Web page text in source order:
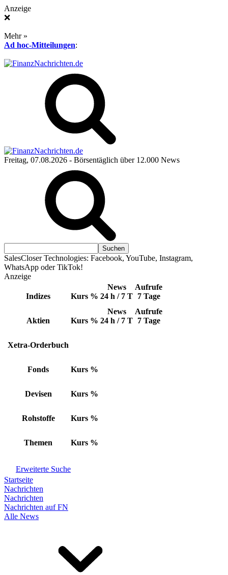
Anzeige
❌
Mehr »
Ad hoc-Mitteilungen:
Freitag, 07.08.2026 - Börsentäglich über 12.000 News
SalesCloser Technologies: Facebook, YouTube, Instagram,
WhatsApp oder TikTok!
Anzeige
Indizes Kurs %
News
24 h / 7 T
Aufrufe
7 Tage
Aktien Kurs %
News
24 h / 7 T
Aufrufe
7 Tage
Xetra-Orderbuch
Fonds Kurs %
Devisen Kurs %
Rohstoffe Kurs %
Themen Kurs %
Erweiterte Suche
Startseite
Nachrichten
Nachrichten
Nachrichten auf FN
Alle News